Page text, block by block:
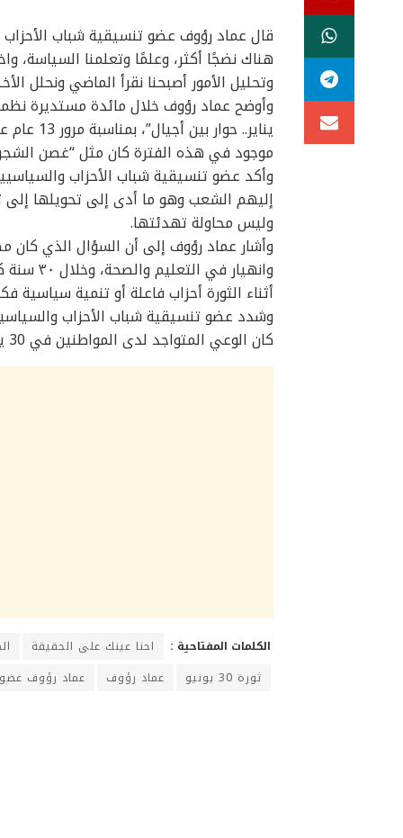
قال عماد رؤوف عضو تنسيقية شباب الأحزاب
هناك نضجًا أكثر، وعلمًا وتعلمنا السياسة،
وتحليل الأمور أصبحنا نقرأ الماضي ونحلل
وأوضح عماد رؤوف خلال مائدة مستديرة
موجود في هذه الفترة كان مثل “غصن
إليهم الشعب وهو ما أدى إلى تحويلها إلى
وليس محاولة تهدئتها.
أثناء الثورة أحزاب فاعلة أو تنمية سياسية
كان الوعي المتواجد لدى المواطنين في 30 يونيو موجودًا في 25 يناير لم نكن لتسير الأمور مثلما سارت.
الكلمات المفتاحية : احنا عينك على الحقيقة
ثورة 30 يونيو
عماد رؤوف عماد رؤوف